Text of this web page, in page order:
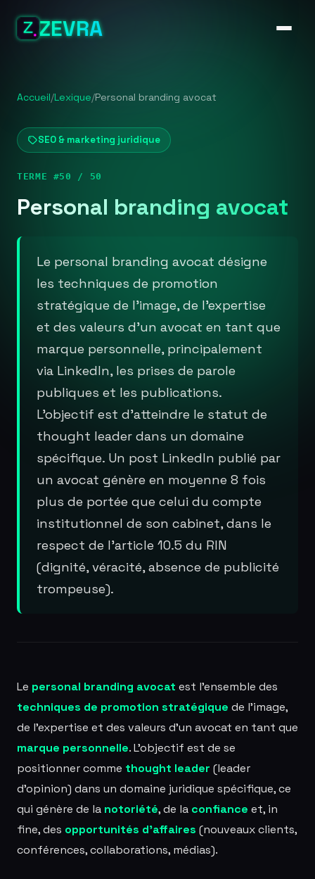
ZEVRA
Accueil/Lexique/Personal branding avocat
SEO & marketing juridique
TERME #50 / 50
Personal branding avocat
Le personal branding avocat désigne
les techniques de promotion
stratégique de l'image, de l'expertise
et des valeurs d'un avocat en tant que
marque personnelle, principalement
via LinkedIn, les prises de parole
publiques et les publications.
L'objectif est d'atteindre le statut de
thought leader dans un domaine
spécifique. Un post LinkedIn publié par
un avocat génère en moyenne 8 fois
plus de portée que celui du compte
institutionnel de son cabinet, dans le
respect de l'article 10.5 du RIN
(dignité, véracité, absence de publicité
trompeuse).
Le personal branding avocat est l'ensemble des
techniques de promotion stratégique de l'image,
de l'expertise et des valeurs d'un avocat en tant que
marque personnelle. L'objectif est de se
positionner comme thought leader (leader
d'opinion) dans un domaine juridique spécifique, ce
qui génère de la notoriété, de la confiance et, in
fine, des opportunités d'affaires (nouveaux clients,
conférences, collaborations, médias).